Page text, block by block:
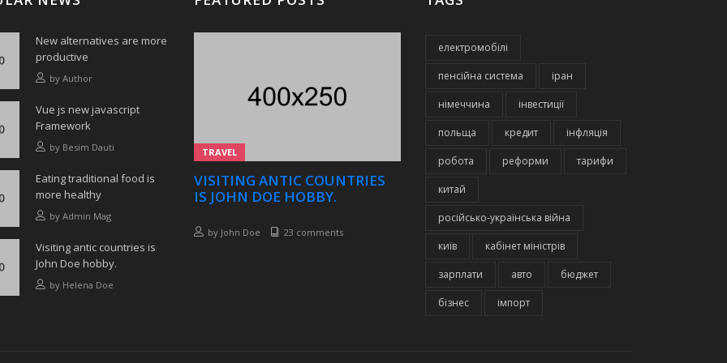
New alternatives are more
productive
by Author
Vue js new javascript
Framework
by Besim Dauti
Eating traditional food is
more healthy
by Admin Mag
Visiting antic countries is
John Doe hobby.
by Helena Doe
TRAVEL
VISITING ANTIC COUNTRIES
IS JOHN DOE HOBBY.
by John Doe 23 comments
електромобілі
пенсійна система іран
німеччина інвестиції
польща кредит інфляція
робота реформи тарифи
китай
російсько-українська війна
київ кабінет міністрів
зарплати авто бюджет
бізнес імпорт